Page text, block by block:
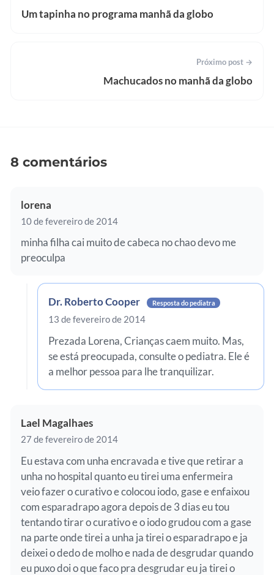
Um tapinha no programa manhã da globo
Próximo post →
Machucados no manhã da globo
8 comentários
lorena
10 de fevereiro de 2014
minha filha cai muito de cabeca no chao devo me
preoculpa
Dr. Roberto Cooper Resposta do pediatra
13 de fevereiro de 2014
Prezada Lorena, Crianças caem muito. Mas,
se está preocupada, consulte o pediatra. Ele é
a melhor pessoa para lhe tranquilizar.
Lael Magalhaes
27 de fevereiro de 2014
Eu estava com unha encravada e tive que retirar a
unha no hospital quanto eu tirei uma enfermeira
veio fazer o curativo e colocou iodo, gase e enfaixou
com esparadrapo agora depois de 3 dias eu tou
tentando tirar o curativo e o iodo grudou com a gase
na parte onde tirei a unha ja tirei o esparadrapo e ja
deixei o dedo de molho e nada de desgrudar quando
eu puxo doi o que faco pra desgrudar eu ja tirei o